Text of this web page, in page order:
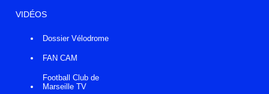
VIDÉOS
Dossier Vélodrome
FAN CAM
Football Club de
Marseille TV